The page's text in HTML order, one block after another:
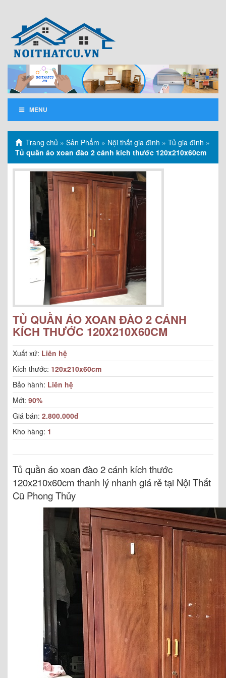
MENU
Trang chủ » Sản Phẩm » Nội thất gia đình » Tủ gia đình »
Tủ quần áo xoan đào 2 cánh kích thước 120x210x60cm
TỦ QUẦN ÁO XOAN ĐÀO 2 CÁNH
KÍCH THƯỚC 120X210X60CM
Xuất xứ: Liên hệ
Kích thước: 120x210x60cm
Bảo hành: Liên hệ
Mới: 90%
Giá bán: 2.800.000đ
Kho hàng: 1
Tủ quần áo xoan đào 2 cánh kích thước
120x210x60cm thanh lý nhanh giá rẻ tại Nội Thất
Cũ Phong Thủy